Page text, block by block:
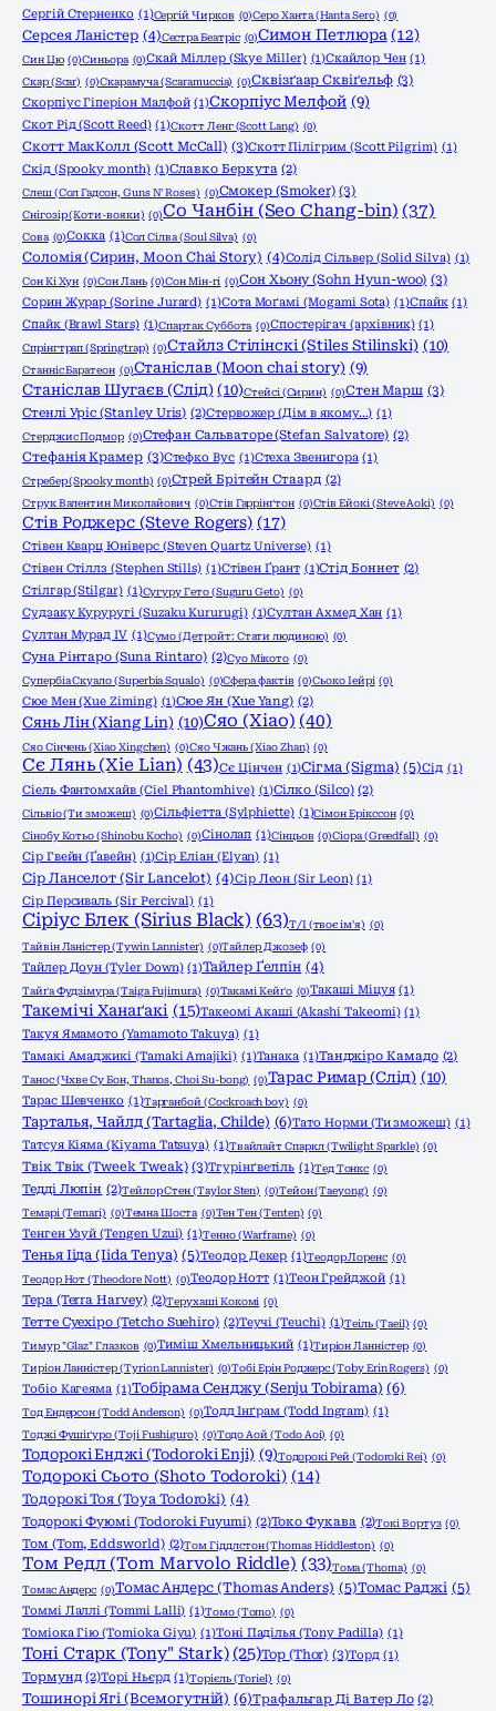
Сергій Стерненко (1)Сергій Чирков (0)Серо Ханта (Hanta Sero) (0)
Серсея Ланістер (4)Сестра Беатріс (0)Симон Петлюра (12)
Син Цю (0)Синьора (0)Скай Міллер (Skye Miller) (1)Скайлор Чен (1)
Скар (Scar) (0)Скарамуча (Scaramuccia) (0)Сквізґаар Сквіґельф (3)
Скорпіус Гіперіон Малфой (1)Скорпіус Мелфой (9)
Скот Рід (Scott Reed) (1)Скотт Ленг (Scott Lang) (0)
Скотт МакКолл (Scott McCall) (3)Скотт Пілігрим (Scott Pilgrim) (1)
Скід (Spooky month) (1)Славко Беркута (2)
Слеш (Сол Гадсон, Guns N' Roses) (0)Смокер (Smoker) (3)
Снігозір (Коти-вояки) (0)Со Чанбін (Seo Chang-bin) (37)
Сова (0)Сокка (1)Сол Сілва (Soul Silva) (0)
Соломія (Сирин, Moon Chai Story) (4)Солід Сільвер (Solid Silva) (1)
Сон Кі Хун (0)Сон Лань (0)Сон Мін-гі (0)Сон Хьону (Sohn Hyun-woo) (3)
Сорин Журар (Sorine Jurard) (1)Сота Моґамі (Mogami Sota) (1)Спайк (1)
Спайк (Brawl Stars) (1)Спартак Суббота (0)Спостерігач (архівник) (1)
Спрінгтрап (Springtrap) (0)Стайлз Стілінскі (Stiles Stilinski) (10)
Станніс Баратеон (0)Станіслав (Moon chai story) (9)
Станіслав Шугаєв (Слід) (10)Стейсі (Сирин) (0)Стен Марш (3)
Стенлі Уріс (Stanley Uris) (2)Стервожер (Дім в якому…) (1)
Стерджис Подмор (0)Стефан Сальваторе (Stefan Salvatore) (2)
Стефанія Крамер (3)Стефко Вус (1)Стеха Звенигора (1)
Стребер (Spooky month) (0)Стрей Брітейн Стаард (2)
Струк Валентин Миколайович (0)Стів Гаррінґтон (0)Стів Ейокі (Steve Aoki) (0)
Стів Роджерс (Steve Rogers) (17)
Стівен Кварц Юніверс (Steven Quartz Universe) (1)
Стівен Стіллз (Stephen Stills) (1)Стівен Ґрант (1)Стід Боннет (2)
Стілгар (Stilgar) (1)Сугуру Гето (Suguru Geto) (0)
Судзаку Куруругі (Suzaku Kururugi) (1)Султан Ахмед Хан (1)
Султан Мурад IV (1)Сумо (Детройт: Стати людиною) (0)
Суна Рінтаро (Suna Rintaro) (2)Суо Мікото (0)
Супербіа Скуало (Superbia Squalo) (0)Сфера фактів (0)Сьоко Іейрі (0)
Сюе Мен (Xue Ziming) (1)Сюе Ян (Xue Yang) (2)
Сянь Лін (Xiang Lin) (10)Сяо (Xiao) (40)
Сяо Сінчень (Xiao Xingchen) (0)Сяо Чжань (Xiao Zhan) (0)
Сє Лянь (Xie Lian) (43)Сє Цінчен (1)Сігма (Sigma) (5)Сід (1)
Сіель Фантомхайв (Ciel Phantomhive) (1)Сілко (Silco) (2)
Сільвіо (Ти зможеш) (0)Сільфіетта (Sylphiette) (1)Сімон Ерікссон (0)
Сінобу Котьо (Shinobu Kocho) (0)Сінолап (1)Сінцьов (0)Сіора (Greedfall) (0)
Сір Гвейн (Ґавейн) (1)Сір Еліан (Elyan) (1)
Сір Ланселот (Sir Lancelot) (4)Сір Леон (Sir Leon) (1)
Сір Персиваль (Sir Percival) (1)
Сіріус Блек (Sirius Black) (63)Т/І (твоє ім'я) (0)
Тайвін Ланістер (Tywin Lannister) (0)Тайлер Джозеф (0)
Тайлер Доун (Tyler Down) (1)Тайлер Ґелпін (4)
Тайґа Фудзімура (Taiga Fujimura) (0)Такамі Кейґо (0)Такаші Міцуя (1)
Такемічі Ханаґакі (15)Такеомі Акаші (Akashi Takeomi) (1)
Такуя Ямамото (Yamamoto Takuya) (1)
Тамакі Амаджикі (Tamaki Amajiki) (1)Танака (1)Танджіро Камадо (2)
Танос (Чхве Су Бон, Thanos, Choi Su-bong) (0)Тарас Римар (Слід) (10)
Тарас Шевченко (1)Тарганбой (Cockroach boy) (0)
Тарталья, Чайлд (Tartaglia, Childe) (6)Тато Норми (Ти зможеш) (1)
Татсуя Кіяма (Kiyama Tatsuya) (1)Твайлайт Спаркл (Twilight Sparkle) (0)
Твік Твік (Tweek Tweak) (3)Тгурінґветіль (1)Тед Тонкс (0)
Тедді Люпін (2)Тейлор Стен (Taylor Sten) (0)Тейон (Taeyong) (0)
Темарі (Temari) (0)Темна Шоста (0)Тен Тен (Tenten) (0)
Тенген Узуй (Tengen Uzui) (1)Тенно (Warframe) (0)
Тенья Ііда (Iida Tenya) (5)Теодор Декер (1)Теодор Лоренс (0)
Теодор Нот (Theodore Nott) (0)Теодор Нотт (1)Теон Грейджой (1)
Тера (Terra Harvey) (2)Терухаші Кокомі (0)
Тетте Суехіро (Tetcho Suehiro) (2)Теучі (Teuchi) (1)Теіль (Taeil) (0)
Тимур "Glaz" Глазков (0)Тиміш Хмельницький (1)Тиріон Ланністер (0)
Тиріон Ланністер (Tyrion Lannister) (0)Тобі Ерін Роджерс (Toby Erin Rogers) (0)
Тобіо Кагеяма (1)Тобірама Сенджу (Senju Tobirama) (6)
Тод Ендерсон (Todd Anderson) (0)Тодд Інґрам (Todd Ingram) (1)
Тоджі Фушіґуро (Toji Fushiguro) (0)Тодо Аой (Todo Aoi) (0)
Тодорокі Енджі (Todoroki Enji) (9)Тодорокі Рей (Todoroki Rei) (0)
Тодорокі Сьото (Shoto Todoroki) (14)
Тодорокі Тоя (Toya Todoroki) (4)
Тодорокі Фуюмі (Todoroki Fuyumi) (2)Токо Фукава (2)Токі Вортуз (0)
Том (Tom, Eddsworld) (2)Том Гіддлстон (Thomas Hiddleston) (0)
Том Редл (Tom Marvolo Riddle) (33)Тома (Thoma) (0)
Томас Андерс (0)Томас Андерс (Thomas Anders) (5)Томас Раджі (5)
Томмі Лаллі (Tommi Lalli) (1)Томо (Tomo) (0)
Томіока Гію (Tomioka Giyu) (1)Тоні Паділья (Tony Padilla) (1)
Тоні Старк (Tony" Stark) (25)Тор (Thor) (3)Торд (1)
Тормунд (2)Торі Ньєрд (1)Торієль (Toriel) (0)
Тошинорі Ягі (Всемогутній) (6)Трафальгар Ді Ватер Ло (2)